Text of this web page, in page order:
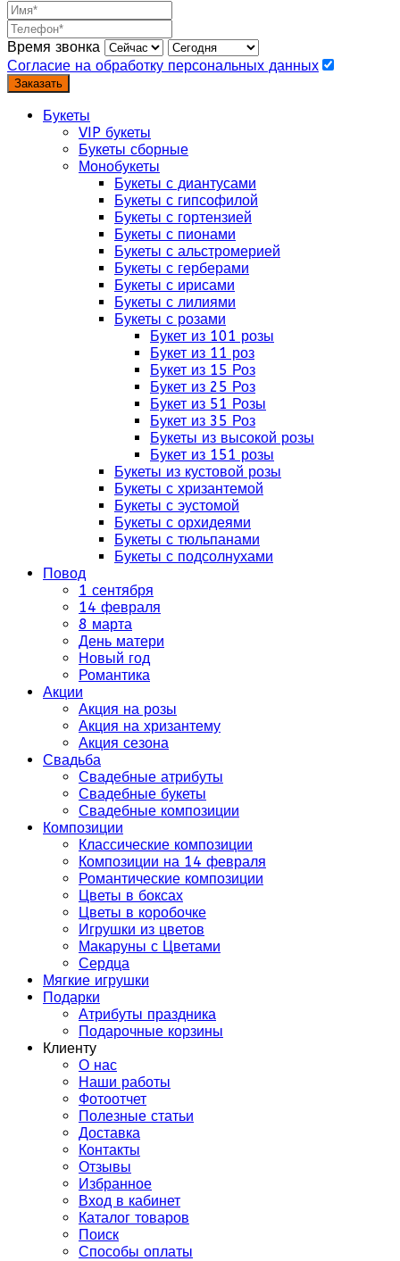
Время звонка
Согласие на обработку персональных данных
Заказать
Букеты
VIP букеты
Букеты сборные
Монобукеты
Букеты с диантусами
Букеты с гипсофилой
Букеты с гортензией
Букеты с пионами
Букеты с альстромерией
Букеты с герберами
Букеты с ирисами
Букеты с лилиями
Букеты с розами
Букет из 101 розы
Букет из 11 роз
Букет из 15 Роз
Букет из 25 Роз
Букет из 51 Розы
Букет из 35 Роз
Букеты из высокой розы
Букет из 151 розы
Букеты из кустовой розы
Букеты с хризантемой
Букеты с эустомой
Букеты с орхидеями
Букеты с тюльпанами
Букеты с подсолнухами
Повод
1 сентября
14 февраля
8 марта
День матери
Новый год
Романтика
Акции
Акция на розы
Акция на хризантему
Акция сезона
Свадьба
Свадебные атрибуты
Свадебные букеты
Свадебные композиции
Композиции
Классические композиции
Композиции на 14 февраля
Романтические композиции
Цветы в боксах
Цветы в коробочке
Игрушки из цветов
Макаруны с Цветами
Сердца
Мягкие игрушки
Подарки
Атрибуты праздника
Подарочные корзины
Клиенту
О нас
Наши работы
Фотоотчет
Полезные статьи
Доставка
Контакты
Отзывы
Избранное
Вход в кабинет
Каталог товаров
Поиск
Способы оплаты